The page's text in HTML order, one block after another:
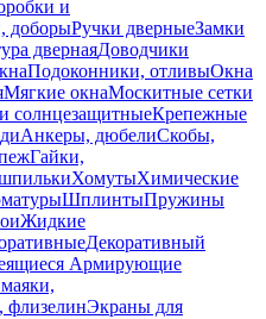
и
доборыРучки дверныеЗамки
двернаяДоводчики
Подоконники, отливыОкна
Мягкие окнаМоскитные сетки
солнцезащитныеКрепежные
Анкеры, дюбелиСкобы,
Гайки,
ХомутыХимические
ШплинтыПружины
Жидкие
Декоративный
Армирующие
флизелинЭкраны для